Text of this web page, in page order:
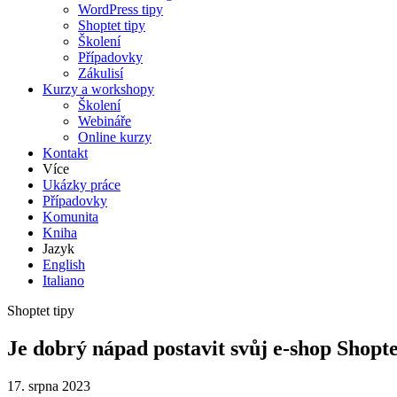
WordPress tipy
Shoptet tipy
Školení
Případovky
Zákulisí
Kurzy a workshopy
Školení
Webináře
Online kurzy
Kontakt
Více
Ukázky práce
Případovky
Komunita
Kniha
Jazyk
English
Italiano
Shoptet tipy
Je dobrý nápad postavit svůj e-shop
17. srpna 2023